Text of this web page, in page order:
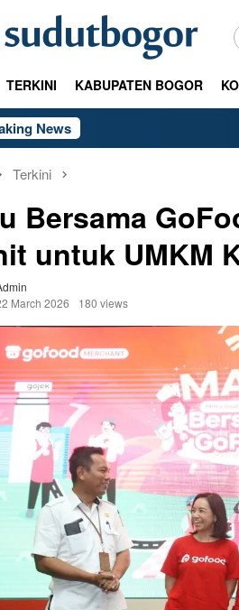
TERKINI KABUPATEN BOGOR
News
Terkini
Bersama
untuk UMKM
March 2026
180 views